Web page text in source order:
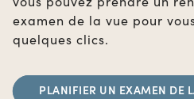
examen de la vue pour
quelques clics.
PLANIFIER UN EXAMEN DE